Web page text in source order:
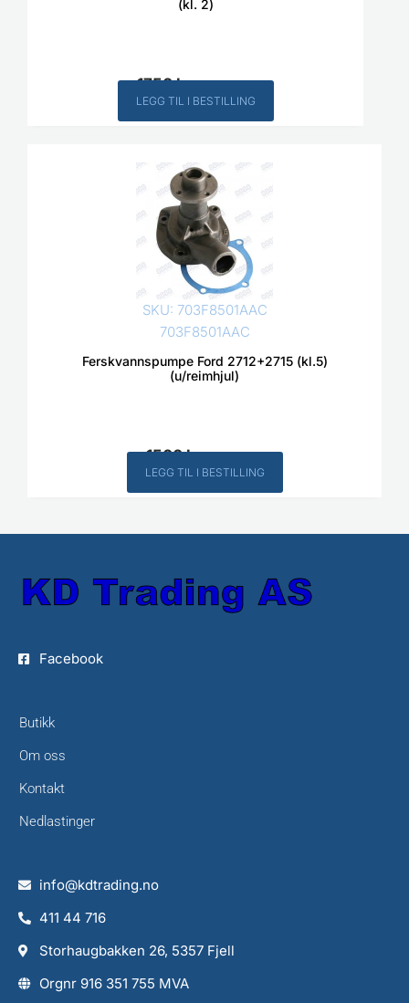
(kl. 2)
1750kr Inkl. MVA
LEGG TIL I BESTILLING
SKU: 703F8501AAC
703F8501AAC
Ferskvannspumpe Ford 2712+2715 (kl.5)
(u/reimhjul)
1500kr Inkl. MVA
LEGG TIL I BESTILLING
Facebook
Butikk
Om oss
Kontakt
Nedlastinger
info@kdtrading.no
411 44 716
Storhaugbakken 26, 5357 Fjell
Orgnr 916 351 755 MVA